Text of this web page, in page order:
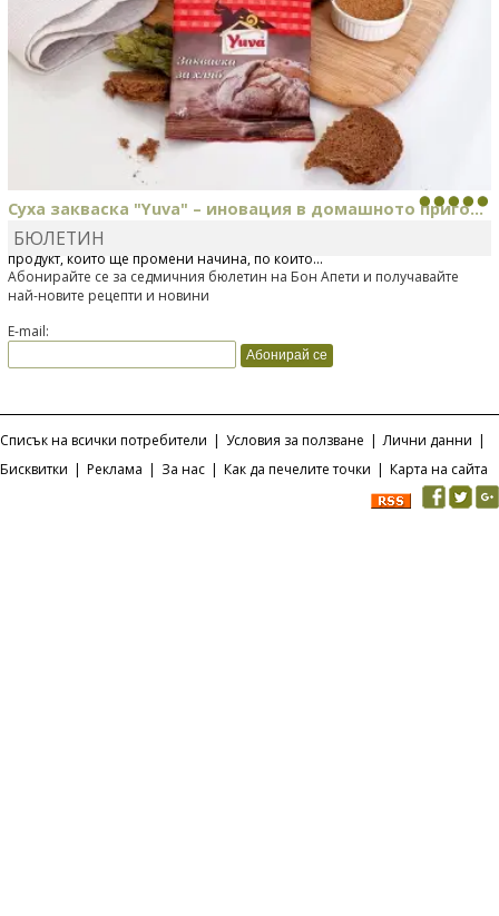
Суха закваска "Yuva" – иновация в домашното приго...
Отскоро Лесафр България стартира предлагането на изцяло нов
продукт, който ще промени начина, по който...
БЮЛЕТИН
Абонирайте се за седмичния бюлетин на Бон Апети и получавайте
най-новите рецепти и новини
E-mail:
Списък на всички потребители | Условия за ползване | Лични данни |
Бисквитки | Реклама | За нас | Как да печелите точки | Карта на сайта